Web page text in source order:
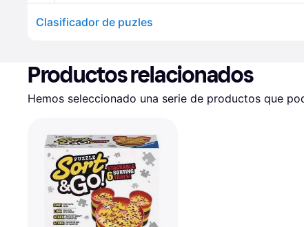
Clasificador de puzles
Productos relacionados
Hemos seleccionado una serie de productos que